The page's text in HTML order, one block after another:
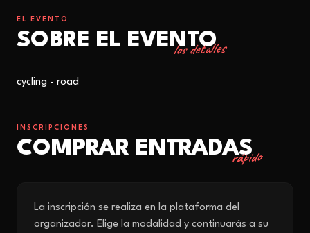
EL EVENTO
SOBRE EL EVENTO
los detalles
cycling - road
INSCRIPCIONES
COMPRAR ENTRADAS
rápido
La inscripción se realiza en la plataforma del
organizador. Elige la modalidad y continuarás a su